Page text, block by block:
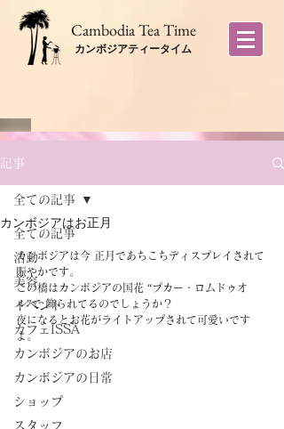
​Cambodia Tea Time
カンボジアティータイム
記事
全ての記事
活動
美容
イベント
カフェISSA
カンボジアのお店
カンボジアの日常
ショップ
スタッフ
全ての記事
カンボジアはお正月
カンボジアは今 正月であちこちディスプレイされて
賑やかです。
この橋はカンボジアの国花 “プカー・ロムドゥオ
ル”で 飾られてるのでしょうか？
夜になるとお花がライトアップされて可愛いです
よ。